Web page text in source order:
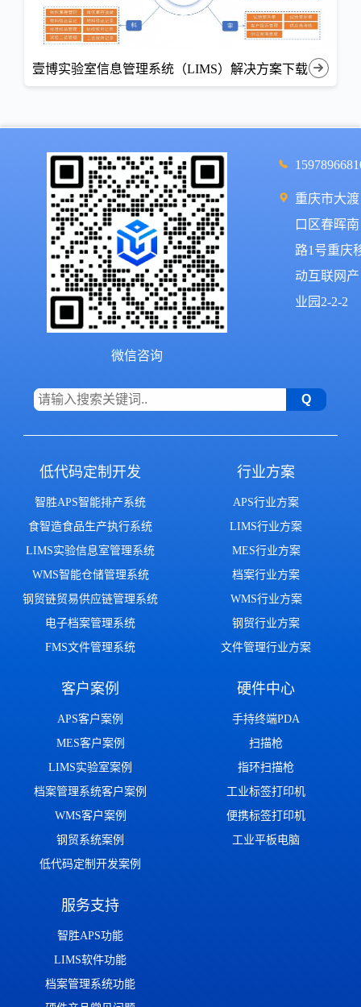
壹博实验室信息管理系统（LIMS）解决方案下载
微信咨询
重庆市大渡
口区春晖南
路1号重庆
动互联网产
业园2-2-2
低代码定制开发
智胜APS智能排产系统
食智造食品生产执行系统
LIMS实验信息室管理系统
WMS智能仓储管理系统
钢贸链贸易供应链管理系统
电子档案管理系统
FMS文件管理系统
行业方案
APS行业方案
LIMS行业方案
MES行业方案
档案行业方案
WMS行业方案
钢贸行业方案
文件管理行业方案
客户案例
APS客户案例
MES客户案例
LIMS实验室案例
档案管理系统客户案例
WMS客户案例
钢贸系统案例
低代码定制开发案例
硬件中心
手持终端PDA
扫描枪
指环扫描枪
工业标签打印机
便携标签打印机
工业平板电脑
服务支持
智胜APS功能
LIMS软件功能
档案管理系统功能